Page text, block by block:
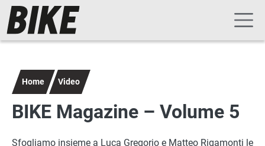
Salta al contenuto principale
Navigazione principale
Home Video
BIKE Magazine – Volume 5
Sfogliamo insieme a Luca Gregorio e Matteo Rigamonti le